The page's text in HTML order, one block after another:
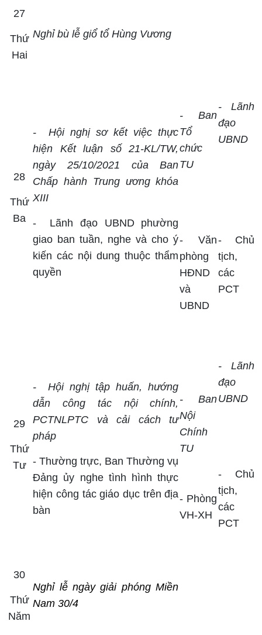
27
Thứ
Hai
Nghỉ bù lễ giổ tổ Hùng Vương
28
Thứ
Ba
-
Hội nghị sơ kết việc thực
hiện Kết luận số 21-KL/TW,
ngày 25/10/2021 của Ban
Chấp hành Trung ương khóa
XIII
-
Lãnh đạo UBND phường
giao ban tuần, nghe và cho ý
kiến các nội dung thuộc thẩm
quyền
- Ban
Tổ
chức
TU
- Văn
phòng
HĐND
và
UBND
- Lãnh
đạo
UBND
- Chủ
tịch,
các
PCT
29
Thứ
Tư
-
Hội nghị tập huấn, hướng
dẫn công tác nội chính,
PCTNLPTC và cải cách tư
pháp
- Thường trực, Ban Thường vụ
Đảng ủy nghe tình hình thực
hiện công tác giáo dục trên địa
bàn
- Ban
Nội
Chính
TU
- Phòng
VH-XH
- Lãnh
đạo
UBND
- Chủ
tịch,
các
PCT
30
Thứ
Năm
Nghỉ lễ ngày giải phóng Miền
Nam 30/4